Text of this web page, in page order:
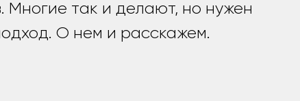
Многие так и делают, но нужен
О нем и расскажем.